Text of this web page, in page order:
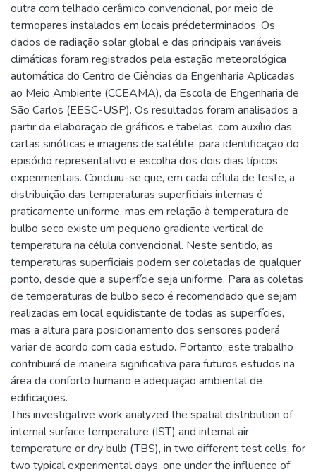
outra com telhado cerâmico convencional, por meio de
termopares instalados em locais prédeterminados. Os
dados de radiação solar global e das principais variáveis
climáticas foram registrados pela estação meteorológica
automática do Centro de Ciências da Engenharia Aplicadas
ao Meio Ambiente (CCEAMA), da Escola de Engenharia de
São Carlos (EESC-USP). Os resultados foram analisados a
partir da elaboração de gráficos e tabelas, com auxílio das
cartas sinóticas e imagens de satélite, para identificação do
episódio representativo e escolha dos dois dias típicos
experimentais. Concluiu-se que, em cada célula de teste, a
distribuição das temperaturas superficiais internas é
praticamente uniforme, mas em relação à temperatura de
bulbo seco existe um pequeno gradiente vertical de
temperatura na célula convencional. Neste sentido, as
temperaturas superficiais podem ser coletadas de qualquer
ponto, desde que a superfície seja uniforme. Para as coletas
de temperaturas de bulbo seco é recomendado que sejam
realizadas em local equidistante de todas as superfícies,
mas a altura para posicionamento dos sensores poderá
variar de acordo com cada estudo. Portanto, este trabalho
contribuirá de maneira significativa para futuros estudos na
área da conforto humano e adequação ambiental de
edificações.
This investigative work analyzed the spatial distribution of
internal surface temperature (IST) and internal air
temperature or dry bulb (TBS), in two different test cells, for
two typical experimental days, one under the influence of